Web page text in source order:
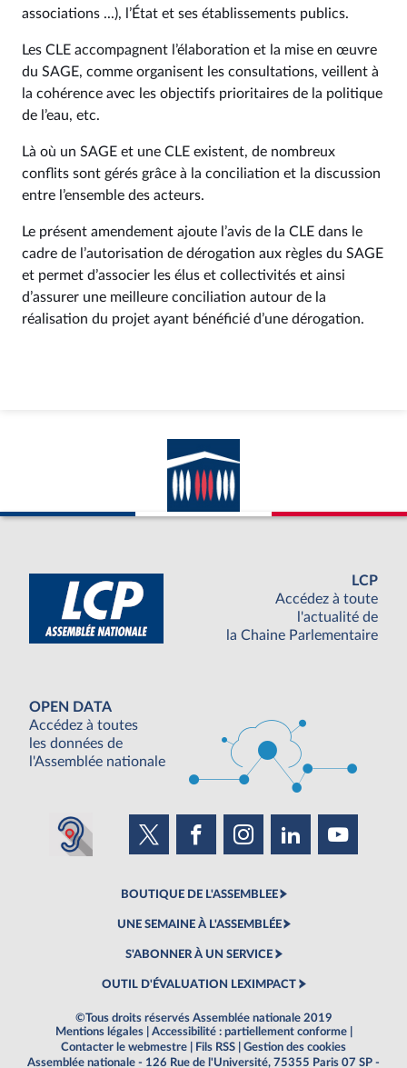
associations ...), l’État et ses établissements publics.
Les CLE accompagnent l’élaboration et la mise en œuvre
du SAGE, comme organisent les consultations, veillent à
la cohérence avec les objectifs prioritaires de la politique
de l’eau, etc.
Là où un SAGE et une CLE existent, de nombreux
conflits sont gérés grâce à la conciliation et la discussion
entre l’ensemble des acteurs.
Le présent amendement ajoute l’avis de la CLE dans le
cadre de l’autorisation de dérogation aux règles du SAGE
et permet d’associer les élus et collectivités et ainsi
d’assurer une meilleure conciliation autour de la
réalisation du projet ayant bénéficié d’une dérogation.
LCP
Accédez à toute
l'actualité de
la Chaine Parlementaire
OPEN DATA
Accédez à toutes
les données de
l'Assemblée nationale
BOUTIQUE DE L'ASSEMBLEE
UNE SEMAINE À L'ASSEMBLÉE
S'ABONNER À UN SERVICE
OUTIL D'ÉVALUATION LEXIMPACT
©Tous droits réservés Assemblée nationale 2019
Mentions légales
Accessibilité : partiellement conforme
Contacter le webmestre
Fils RSS
Gestion des cookies
Assemblée nationale - 126 Rue de l'Université, 75355 Paris 07 SP -